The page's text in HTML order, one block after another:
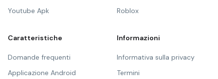
Youtube Apk
Roblox
Caratteristiche
Domande frequenti
Applicazione Android
Informazioni
Informativa sulla privacy
Termini